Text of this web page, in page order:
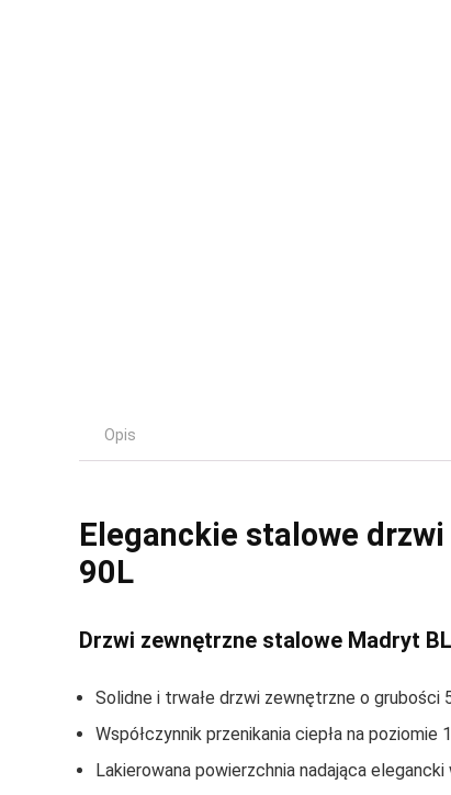
Opis
Eleganckie stalowe
90L
Drzwi zewnętrzne stalowe Madryt
Solidne i trwałe drzwi zewnętrzne o grubości
Współczynnik przenikania ciepła na poziomie
Lakierowana powierzchnia nadająca elegancki